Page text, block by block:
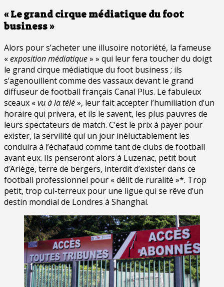
« Le grand cirque médiatique du foot
business »
Alors pour s’acheter une illusoire notoriété, la fameuse
«exposition médiatique» » qui leur fera toucher du doigt
le grand cirque médiatique du foot business ; ils
s’agenouillent comme des vassaux devant le grand
diffuseur de football français Canal Plus. Le fabuleux
sceaux «vu à la télé», leur fait accepter l’humiliation d’un
horaire qui privera, et ils le savent, les plus pauvres de
leurs spectateurs de match. C’est le prix à payer pour
exister, la servilité qui un jour inéluctablement les
conduira à l’échafaud comme tant de clubs de football
avant eux. Ils penseront alors à Luzenac, petit bout
d’Ariège, terre de bergers, interdit d’exister dans ce
football professionnel pour « délit de ruralité »*. Trop
petit, trop cul-terreux pour une ligue qui se rêve d’un
destin mondial de Londres à Shanghai.